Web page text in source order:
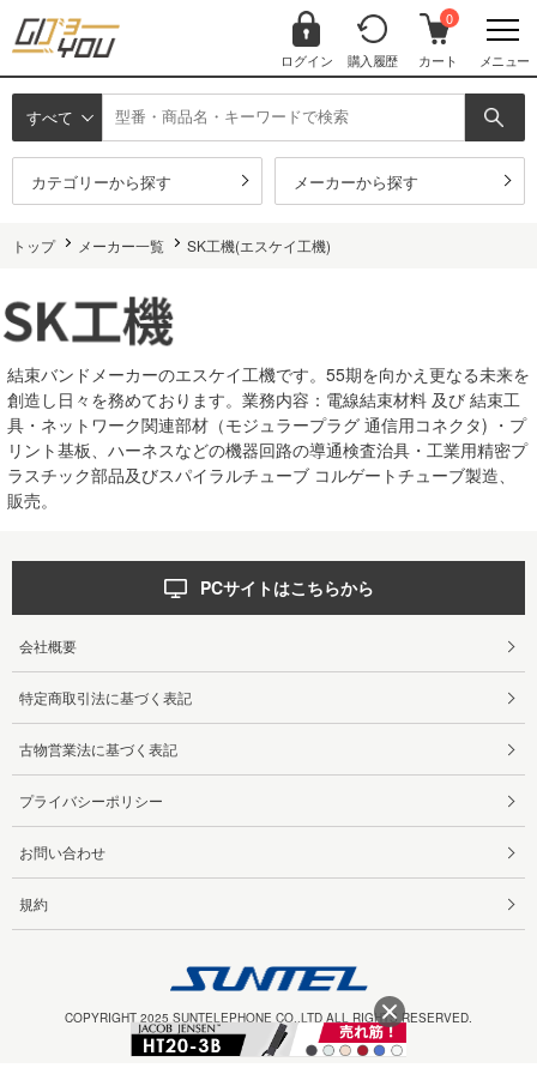
ログイン 購入履歴
0
カート メニュー
すべて
カテゴリーから探す メーカーから探す
トップ メーカー一覧 SK工機(エスケイ工機)
結束バンドメーカーのエスケイ工機です。55期を向かえ更なる未来を
創造し日々を務めております。業務内容：電線結束材料 及び 結束工
具・ネットワーク関連部材（モジュラープラグ 通信用コネクタ) ・プ
リント基板、ハーネスなどの機器回路の導通検査治具・工業用精密プ
ラスチック部品及びスパイラルチューブ コルゲートチューブ製造、
販売。
PCサイトはこちらから
会社概要
特定商取引法に基づく表記
古物営業法に基づく表記
プライバシーポリシー
お問い合わせ
規約
COPYRIGHT 2025 SUNTELEPHONE CO.,LTD ALL RIGHTS RESERVED.